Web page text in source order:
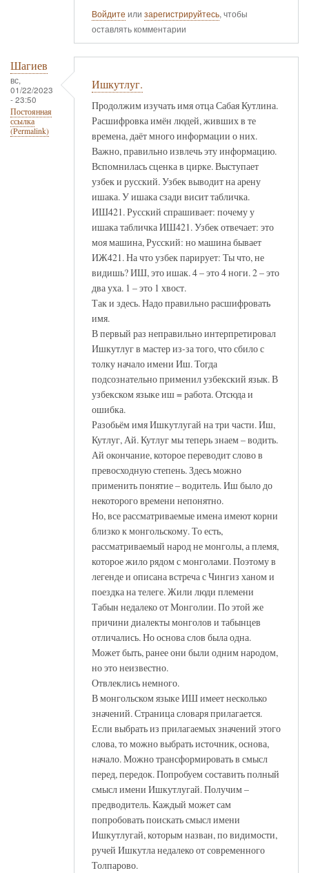
Войдите или зарегистрируйтесь, чтобы
оставлять комментарии
Шагиев
вс,
01/22/2023
- 23:50
Постоянная
ссылка
(Permalink)
Ишкутлуг.
Продолжим изучать имя отца Сабая Кутлина.
Расшифровка имён людей, живших в те
времена, даёт много информации о них.
Важно, правильно извлечь эту информацию.
Вспомнилась сценка в цирке. Выступает
узбек и русский. Узбек выводит на арену
ишака. У ишака сзади висит табличка.
ИШ421. Русский спрашивает: почему у
ишака табличка ИШ421. Узбек отвечает: это
моя машина, Русский: но машина бывает
ИЖ421. На что узбек парирует: Ты что, не
видишь? ИШ, это ишак. 4 – это 4 ноги. 2 – это
два уха. 1 – это 1 хвост.
Так и здесь. Надо правильно расшифровать
имя.
В первый раз неправильно интерпретировал
Ишкутлуг в мастер из-за того, что сбило с
толку начало имени Иш. Тогда
подсознательно применил узбекский язык. В
узбекском языке иш = работа. Отсюда и
ошибка.
Разобьём имя Ишкутлугай на три части. Иш,
Кутлуг, Ай. Кутлуг мы теперь знаем – водить.
Ай окончание, которое переводит слово в
превосходную степень. Здесь можно
применить понятие – водитель. Иш было до
некоторого времени непонятно.
Но, все рассматриваемые имена имеют корни
близко к монгольскому. То есть,
рассматриваемый народ не монголы, а племя,
которое жило рядом с монголами. Поэтому в
легенде и описана встреча с Чингиз ханом и
поездка на телеге. Жили люди племени
Табын недалеко от Монголии. По этой же
причини диалекты монголов и табынцев
отличались. Но основа слов была одна.
Может быть, ранее они были одним народом,
но это неизвестно.
Отвлеклись немного.
В монгольском языке ИШ имеет несколько
значений. Страница словаря прилагается.
Если выбрать из прилагаемых значений этого
слова, то можно выбрать источник, основа,
начало. Можно трансформировать в смысл
перед, передок. Попробуем составить полный
смысл имени Ишкутлугай. Получим –
предводитель. Каждый может сам
попробовать поискать смысл имени
Ишкутлугай, которым назван, по видимости,
ручей Ишкутла недалеко от современного
Толпарово.